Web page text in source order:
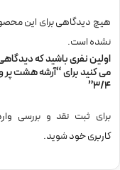
هیچ دیدگاهی برای این
نشده است.
اولین نفری باشید که
می کنید برای “آرشه هشت پر
3/4”
برای ثبت نقد و بررسی
کاربری خودشوید.